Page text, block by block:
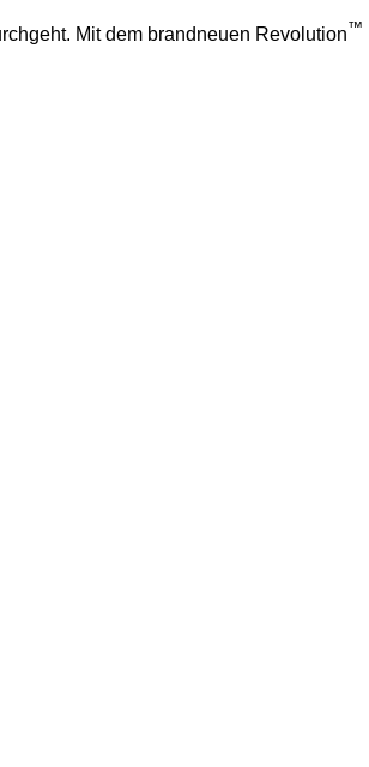
Mit dem brandneuen Revolution™